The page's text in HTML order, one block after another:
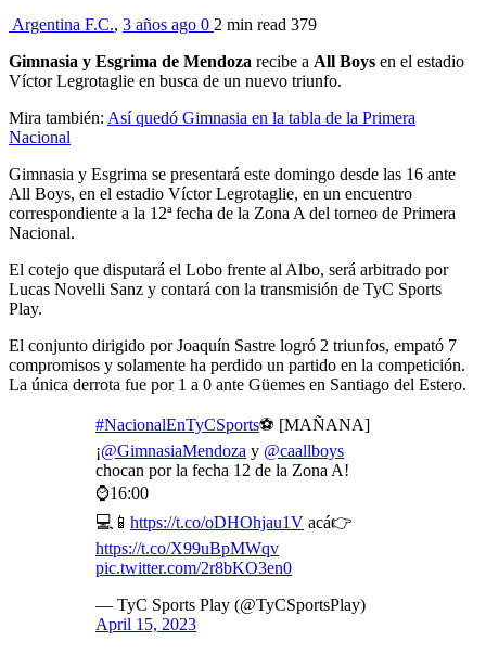
Argentina F.C., 3 años ago 0 2 min read 379
Gimnasia y Esgrima de Mendoza recibe a All Boys en el estadio
Víctor Legrotaglie en busca de un nuevo triunfo.
Mira también: Así quedó Gimnasia en la tabla de la Primera
Nacional
Gimnasia y Esgrima se presentará este domingo desde las 16 ante
All Boys, en el estadio Víctor Legrotaglie, en un encuentro
correspondiente a la 12ª fecha de la Zona A del torneo de Primera
Nacional.
El cotejo que disputará el Lobo frente al Albo, será arbitrado por
Lucas Novelli Sanz y contará con la transmisión de TyC Sports
Play.
El conjunto dirigido por Joaquín Sastre logró 2 triunfos, empató 7
compromisos y solamente ha perdido un partido en la competición.
La única derrota fue por 1 a 0 ante Güemes en Santiago del Estero.
#NacionalEnTyCSports⚽ [MAÑANA]
¡@GimnasiaMendoza y @caallboys
chocan por la fecha 12 de la Zona A!
⌚16:00
💻📱 https://t.co/oDHOhjau1V acá👉
https://t.co/X99uBpMWqv
pic.twitter.com/2r8bKO3en0
— TyC Sports Play (@TyCSportsPlay)
April 15, 2023